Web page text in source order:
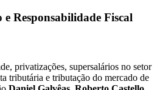
Responsabilidade Fiscal
privatizações, supersalários no setor
tributária e tributação do mercado de